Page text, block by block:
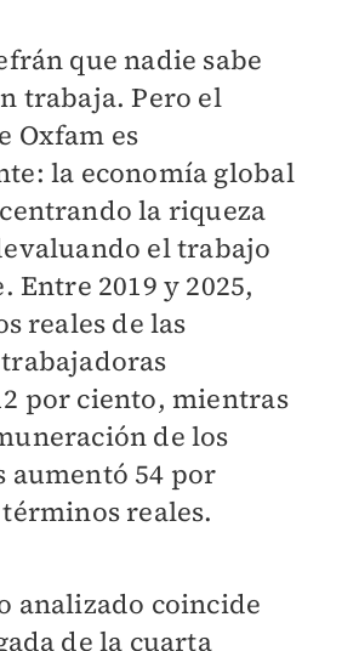
que nadie sabe
trabaja. Pero el
Oxfam es
la economía global
la riqueza
el trabajo
Entre 2019 y 2025,
reales de las
por ciento, mientras
de los
aumentó 54 por
reales.
analizado coincide
de la cuarta